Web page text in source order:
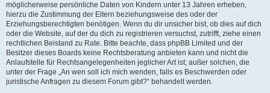
möglicherweise persönliche Daten von Kindern unter 13 Jahren erheben,
hierzu die Zustimmung der Eltern beziehungsweise des oder der
Erziehungsberechtigten benötigen. Wenn du dir unsicher bist, ob dies auf dich
oder die Website, auf der du dich zu registrieren versuchst, zutrifft, ziehe einen
rechtlichen Beistand zu Rate. Bitte beachte, dass phpBB Limited und der
Besitzer dieses Boards keine Rechtsberatung anbieten kann und nicht die
Anlaufstelle für Rechtsangelegenheiten jeglicher Art ist; außer solchen, die
unter der Frage „An wen soll ich mich wenden, falls es Beschwerden oder
juristische Anfragen zu diesem Forum gibt?“ behandelt werden.